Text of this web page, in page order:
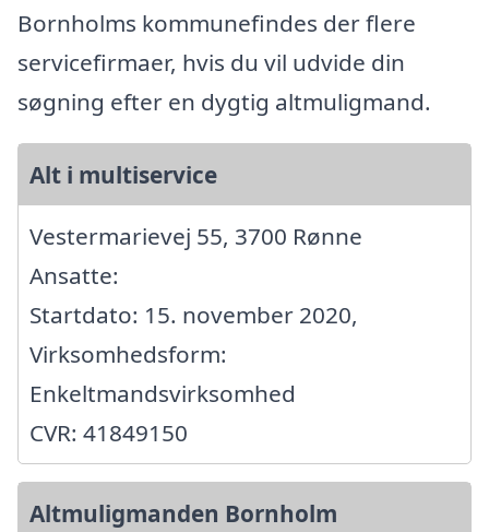
Bornholms kommunefindes der flere
servicefirmaer, hvis du vil udvide din
søgning efter en dygtig altmuligmand.
Alt i multiservice
Vestermarievej 55, 3700 Rønne
Ansatte:
Startdato: 15. november 2020,
Virksomhedsform:
Enkeltmandsvirksomhed
CVR: 41849150
Altmuligmanden Bornholm